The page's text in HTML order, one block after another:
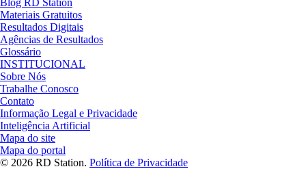
Materiais Gratuitos
Resultados Digitais
Agências de Resultados
Glossário
INSTITUCIONAL
Sobre Nós
Trabalhe Conosco
Contato
Informação Legal e Privacidade
Inteligência Artificial
Mapa do site
Mapa do portal
© 2026 RD Station. Política de Privacidade